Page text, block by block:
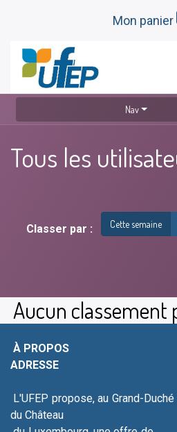
Mon panier
Nav
Tous les
Classer par : Cette semaine
Aucun classement
À
ADRESSE
L'UFEP propose, au
du Château